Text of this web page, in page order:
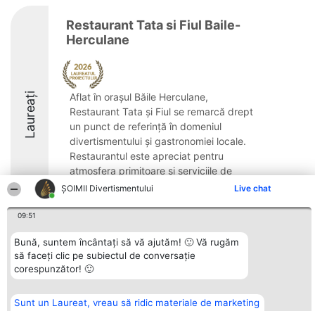
ŞOIMII Divertismentului Live chat
09:51
Bună, suntem încântați să vă ajutăm! 🙂 Vă rugăm
să faceți clic pe subiectul de conversație
corespunzător! 🙂
Sunt un Laureat, vreau să ridic materiale de marketing
Laureați
Restaurant Tata si Fiul Baile-
Herculane
Aflat în orașul Băile Herculane,
Restaurant Tata și Fiul se remarcă drept
un punct de referință în domeniul
divertismentului și gastronomiei locale.
Restaurantul este apreciat pentru
atmosfera primitoare și serviciile de
calitate superioară, ...
8.6
Organizator Ranking
BRIGHT SOLUTIONS BR SRL
Aleea Timisul De Sus 2 Bl. A30
Sc. A Et. 4 Ap. 13 Cod 061952
București
Plebiscyt
Lista Tuturor
Laureaților
Reguli